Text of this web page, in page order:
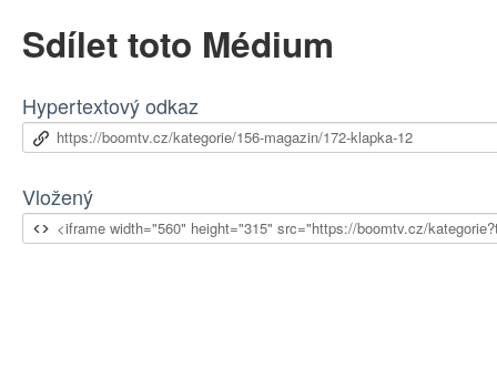
Sdílet toto Médium
Hypertextový odkaz
Vložený